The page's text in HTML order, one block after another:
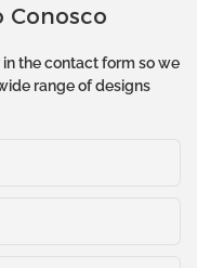
Conosco
the contact form so we
range of designs